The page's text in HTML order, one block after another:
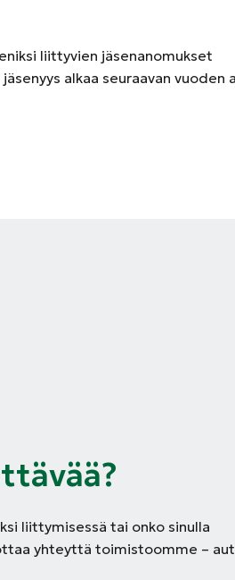
liittyvien jäsenanomukset
alkaa seuraavan vuoden
liittymisessä tai onko sinulla
yhteyttä toimistoomme –